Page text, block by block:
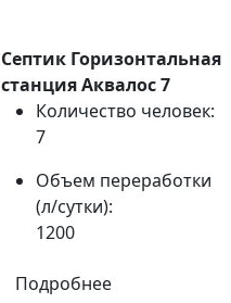
Септик Горизонтальная
станция Аквалос 7
Количество человек:
7
Объем переработки
(л/сутки):
1200
Подробнее